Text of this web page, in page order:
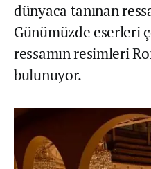
dünyaca tanınan
Günümüzde eserleri
ressamın resimleri
bulunuyor.